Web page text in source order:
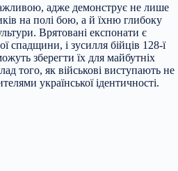
адже демонструє не лише
на полі бою, а й їхню глибоку
Врятовані експонати є
спадщини, і зусилля бійців 128-ї
зберегти їх для майбутніх
того, як військові виступають не
української ідентичності.